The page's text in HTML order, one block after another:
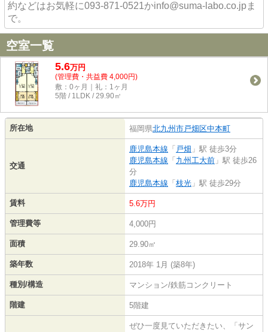
約などはお気軽に093-871-0521かinfo@suma-labo.co.jpま
で。
空室一覧
5.6万円
(管理費・共益費 4,000円)
敷：0ヶ月｜礼：1ヶ月
5階 / 1LDK / 29.90㎡
所在地 福岡県北九州市戸畑区中本町
交通
鹿児島本線 「 戸畑 」駅 徒歩3分
鹿児島本線 「 九州工大前 」駅 徒歩26
分
鹿児島本線 「 枝光 」駅 徒歩29分
賃料 5.6万円
管理費等 4,000円
面積 29.90㎡
築年数 2018年 1月 (築8年)
種別/構造 マンション/鉄筋コンクリート
階建 5階建
ぜひ一度見ていただきたい、「サン